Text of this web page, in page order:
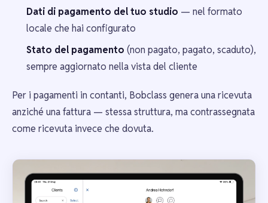
Dati di pagamento del tuo studio — nel formato
locale che hai configurato
Stato del pagamento (non pagato, pagato, scaduto),
sempre aggiornato nella vista del cliente
Per i pagamenti in contanti, Bobclass genera una ricevuta
anziché una fattura — stessa struttura, ma contrassegnata
come ricevuta invece che dovuta.